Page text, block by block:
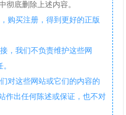
底删除上述内容。
购买注册，得到更好的正版
，我们不负责维护这些网
对这些网站或它们的内容的
作出任何陈述或保证，也不对